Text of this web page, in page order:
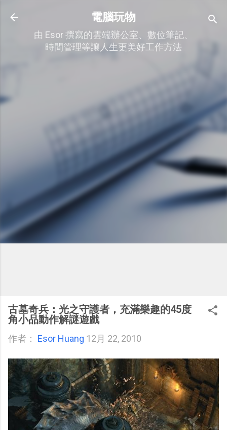
跳到主要內容
電腦玩物
由 Esor 撰寫的雲端辦公室、數位筆記、
時間管理等讓人生更美好工作方法
古墓奇兵：光之守護者，充滿樂趣的45度
角小品動作解謎遊戲
作者： Esor Huang 12月 22, 2010